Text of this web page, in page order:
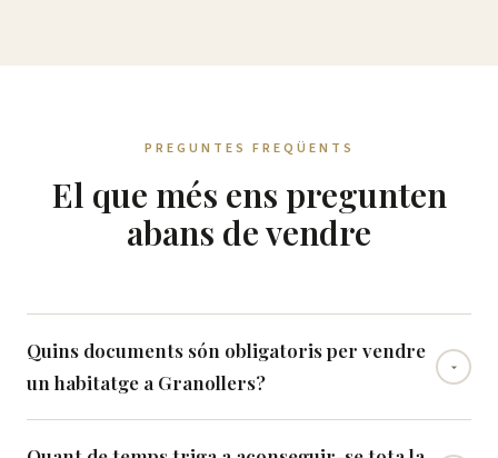
PREGUNTES FREQÜENTS
El que més ens pregunten
abans de vendre
Quins documents són obligatoris per vendre
un habitatge a Granollers?